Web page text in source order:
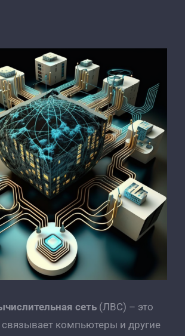
сеть (ЛВС) – это
связывает компьютеры и другие